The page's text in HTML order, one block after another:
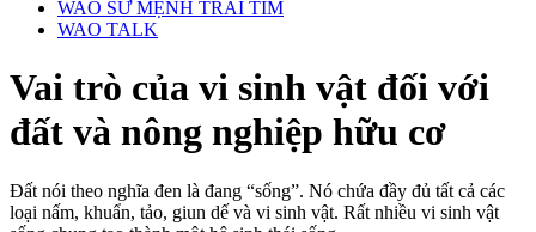
WAO SỨ MỆNH TRÁI TIM
WAO TALK
Vai trò của vi sinh vật đối với
đất và nông nghiệp hữu cơ
Đất nói theo nghĩa đen là đang “sống”. Nó chứa đầy đủ tất cả các
loại nấm, khuẩn, tảo, giun dế và vi sinh vật. Rất nhiều vi sinh vật